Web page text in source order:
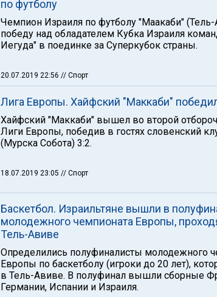
по футболу
Чемпион Израиля по футболу "Маакаби"
победу над обладателем Кубка Израиля
Иегуда" в поединке за Суперкубок страны.
20.07.2019 22:56 // Спорт
Лига Европы. Хайфский "Маккаби"
Хайфский "Маккаби" вышел во второй
Лиги Европы, победив в гостях словенский
(Мурска Собота) 3:2.
18.07.2019 23:05 // Спорт
Баскетбол. Израильтяне вышли в
молодежного чемпионата Европы,
Тель-Авиве
Определились полуфиналисты молодежного
Европы по баскетболу (игроки до 20 лет),
в Тель-Авиве. В полуфинал вышли сборные
Германии, Испании и Израиля.